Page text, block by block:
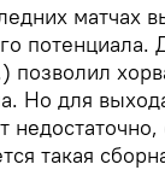
матчах
потенциала.
позволил
Но для
такая